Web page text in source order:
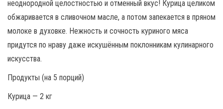
неоднородной целостностью и отменный вкус! Курица целиком
обжаривается в сливочном масле, а потом запекается в пряном
молоке в духовке. Нежность и сочность куриного мяса
придутся по нраву даже искушённым поклонникам кулинарного
искусства.
Продукты (на 5 порций)
Курица — 2 кг